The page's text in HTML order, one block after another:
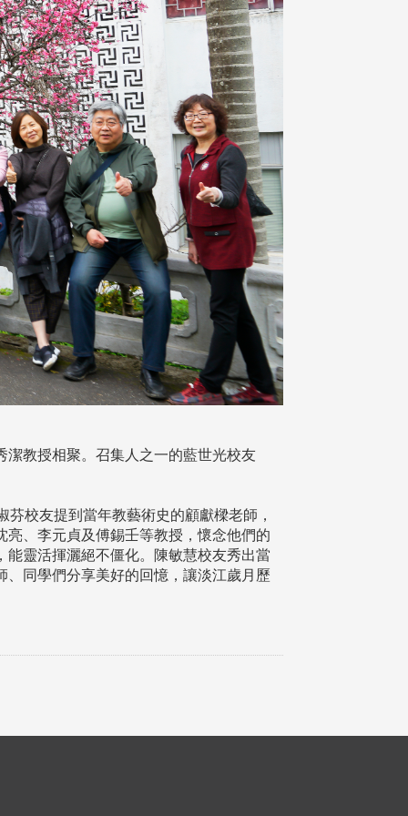
教授相聚。召集人之一的藍世光校友
校友提到當年教藝術史的顧獻樑老師，
、李元貞及傅錫壬等教授，懷念他們的
靈活揮灑絕不僵化。陳敏慧校友秀出當
同學們分享美好的回憶，讓淡江歲月歷